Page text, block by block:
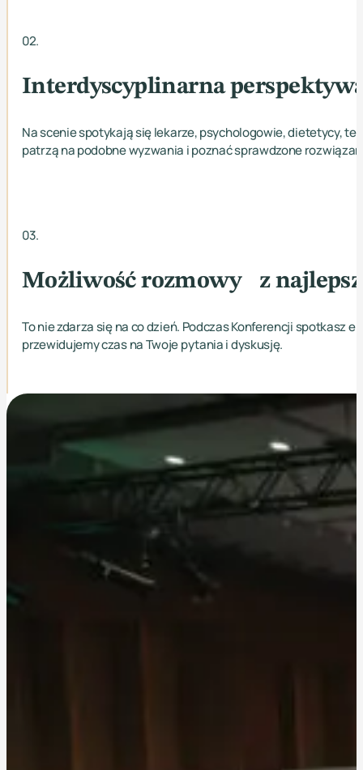
02.
Interdyscyplinarna
Na scenie spotykają się lekarze, psychologowie, dietetycy,
patrzą na podobne wyzwania i poznać sprawdzone
03.
Możliwość rozmowy z
To nie zdarza się na co dzień. Podczas Konferencji spotkasz
przewidujemy czas na Twoje pytania i dyskusję.